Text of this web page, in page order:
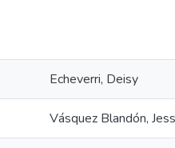
Echeverri, Deisy
Vásquez Blandón,